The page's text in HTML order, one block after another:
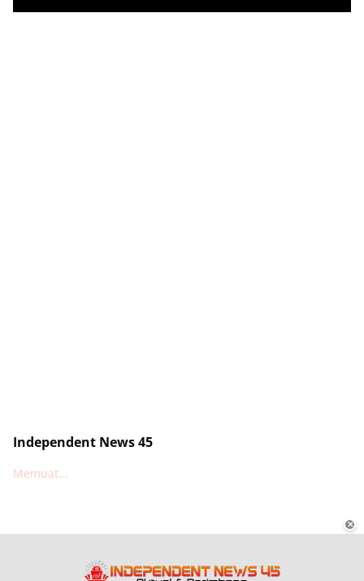
Independent News 45
Memuat...
✕